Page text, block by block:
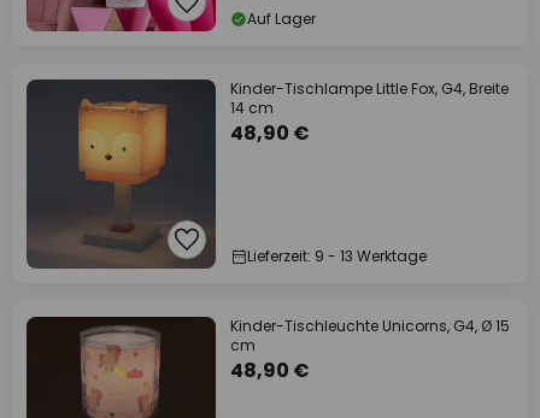
Auf Lager
Kinder-Tischlampe Little Fox, G4, Breite
14 cm
48,90 €
Lieferzeit: 9 - 13 Werktage
Kinder-Tischleuchte Unicorns, G4, Ø 15
cm
48,90 €